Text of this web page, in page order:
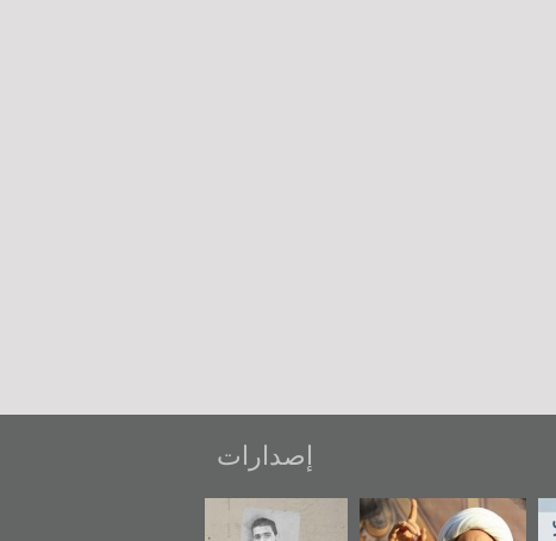
إصدارات
شهداء وطن
«جَوْ»: رواية